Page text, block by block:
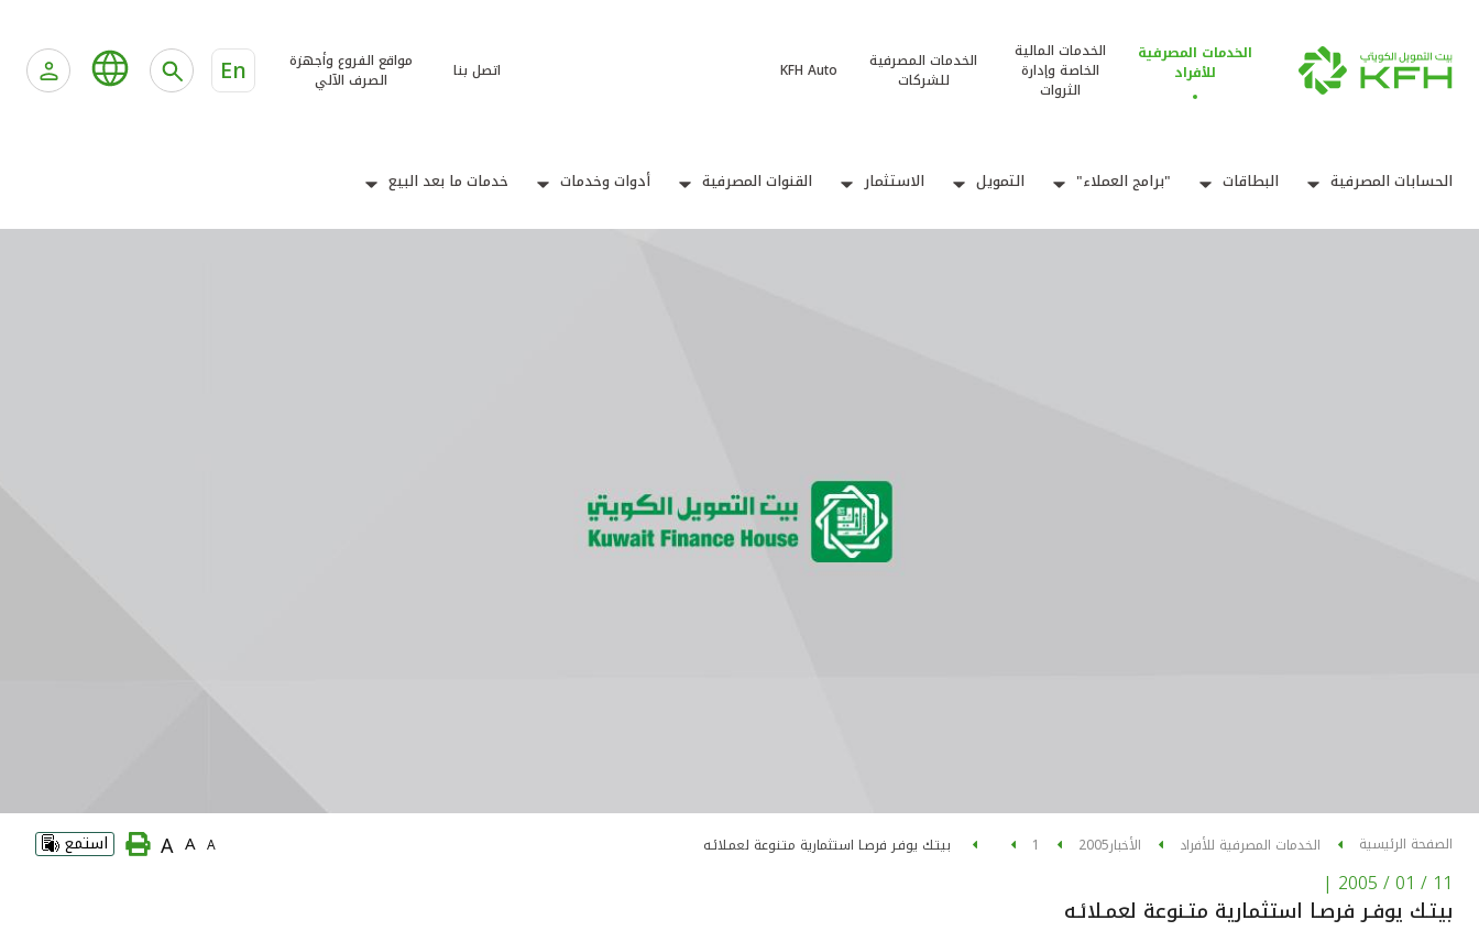
الخدمات المصرفية
للأفراد
الخدمات المالية
الخاصة وإدارة
الثروات
الخدمات المصرفية
للشركات
KFH Auto اتصل بنا
مواقع الفروع وأجهزة
الصرف الآلي
En
الحسابات المصرفية البطاقات "برامج العملاء" التمويل الاستثمار القنوات المصرفية أدوات وخدمات خدمات ما بعد البيع
الصفحة الرئيسية الخدمات المصرفية للأفراد الأخبار2005
1 بيتـك يوفـر فرصـا استثمارية متـنوعة لعمـلائـه A
A
A استمع
11 / 01 / 2005
|
بيتـك يوفـر فرصـا استثمارية متـنوعة لعمـلائـه